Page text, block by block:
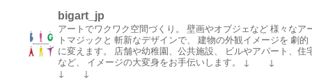
bigart_jp
アートでワクワク空間づくり。 壁画やオブジェなど様々なア
トマジックと 斬新なデザインで、 建物の外観イメージを 劇的
に変えます。
店舗や幼稚園、公共施設、
ビルやアパート、住
など、
イメージの大変身をお手伝いします。
↓ ↓
↓ ↓